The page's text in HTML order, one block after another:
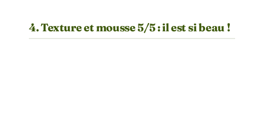
4. Texture et mousse 5/5 : il est si beau !